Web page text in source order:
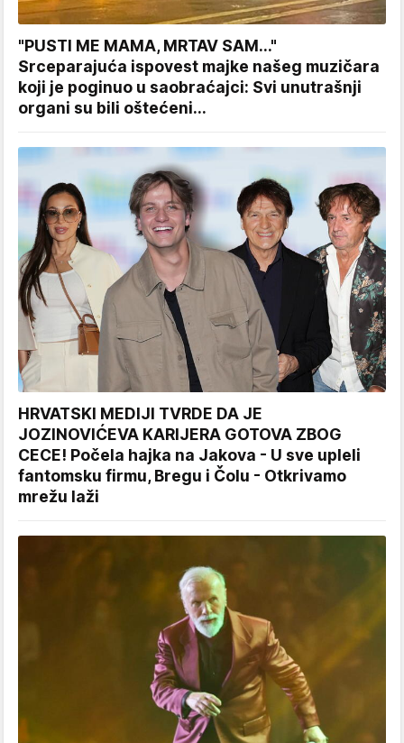
"PUSTI ME MAMA, MRTAV SAM..."
Srceparajuća ispovest majke našeg muzičara
koji je poginuo u saobraćajci: Svi unutrašnji
organi su bili oštećeni...
HRVATSKI MEDIJI TVRDE DA JE
JOZINOVIĆEVA KARIJERA GOTOVA ZBOG
CECE! Počela hajka na Jakova - U sve upleli
fantomsku firmu, Bregu i Čolu - Otkrivamo
mrežu laži